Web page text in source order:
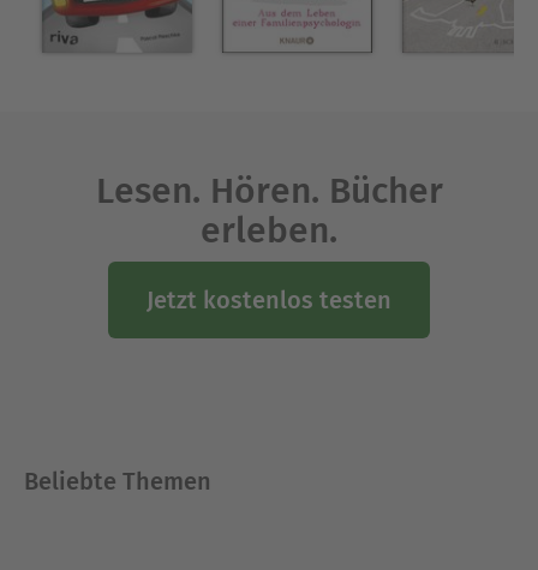
Lesen. Hören. Bücher
erleben.
Jetzt kostenlos testen
Beliebte Themen